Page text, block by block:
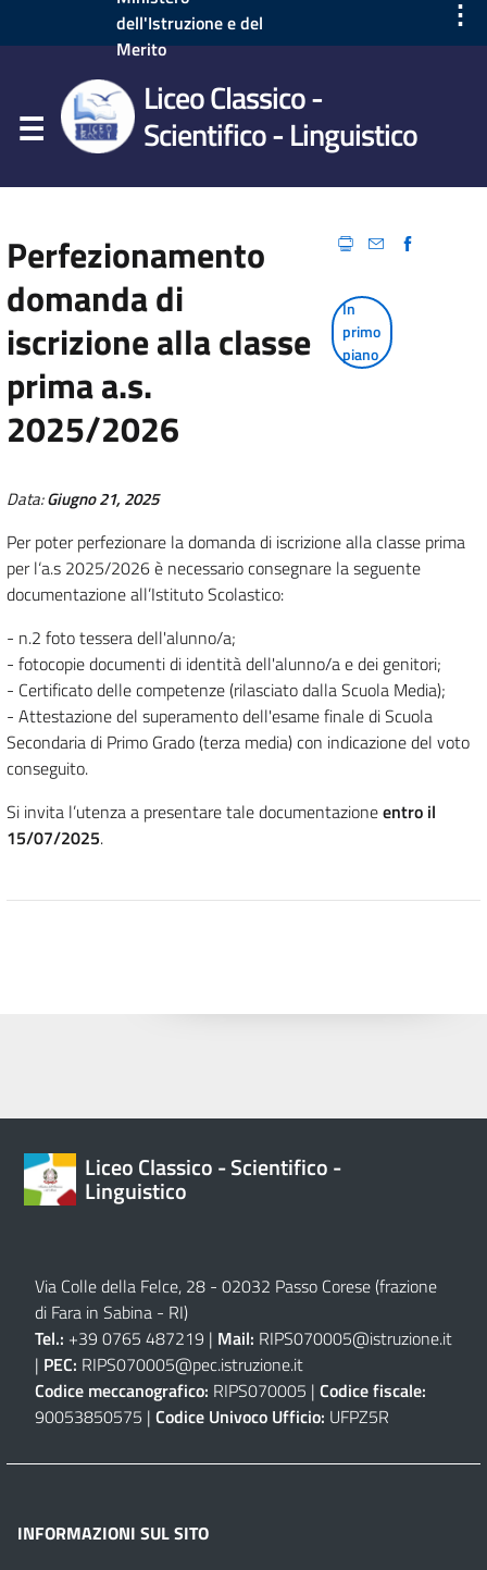
dell'Istruzione e del
Merito
⋮
Liceo Classico -
Scientifico - Linguistico
Perfezionamento
domanda di
iscrizione alla classe
prima a.s.
2025/2026
In
primo
piano
Data:Giugno 21, 2025
Per poter perfezionare la domanda di iscrizione alla classe prima
per l‘a.s 2025/2026 è necessario consegnare la seguente
documentazione all’Istituto Scolastico:
- n.2 foto tessera dell'alunno/a;
- fotocopie documenti di identità dell'alunno/a e dei genitori;
- Certificato delle competenze (rilasciato dalla Scuola Media);
- Attestazione del superamento dell'esame finale di Scuola
Secondaria di Primo Grado (terza media) con indicazione del voto
conseguito.
Si invita l’utenza a presentare tale documentazioneentro il
15/07/2025.
Liceo Classico - Scientifico -
Linguistico
Via Colle della Felce, 28 - 02032 Passo Corese (frazione
di Fara in Sabina - RI)
Tel.: +39 0765 487219 | Mail: RIPS070005@istruzione.it
| PEC: RIPS070005@pec.istruzione.it
Codice meccanografico: RIPS070005 | Codice fiscale:
90053850575 | Codice Univoco Ufficio: UFPZ5R
INFORMAZIONI SUL SITO